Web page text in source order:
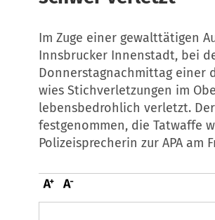
Im Zuge einer gewalttätigen
Innsbrucker Innenstadt, bei
Donnerstagnachmittag einer
wies Stichverletzungen im
lebensbedrohlich verletzt.
festgenommen, die Tatwaffe
Polizeisprecherin zur APA am